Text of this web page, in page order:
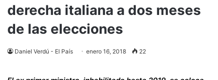
derecha italiana a dos meses
de las elecciones
Daniel Verdú - El País enero 16, 2018 22